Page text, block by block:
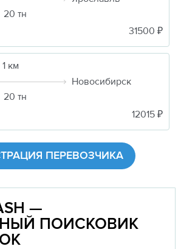
20 тн
31500 ₽
1 км
Новосибирск
20 тн
12015 ₽
ПЕРЕВОЗЧИКА
—
ПОИСКОВИК